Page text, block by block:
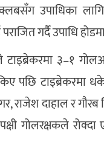
उपाधिका
गर्दै उपाधि
३–१
पछि टाइब्रेकरमा
राजेश दाहाल र
गोलरक्षकले रोक्दा